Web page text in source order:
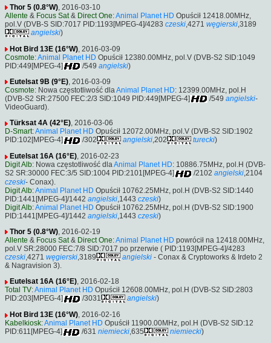
Thor 5 (0.8°W), 2016-03-10
Allente & Focus Sat& Direct One:Animal Planet HD Opuścił 12418.00MHz,
pol.V (DVB-S SID:7017 PID:1193[MPEG-4]/4283 czeski,4271 węgierski,3189
angielski)
Hot Bird 13E (16°W) , 2016-03-09
Cosmote:Animal Planet HD Opuścił 12380.00MHz, pol.V (DVB-S2 SID:1049
PID:449[MPEG-4]
/549 angielski)
Eutelsat 9B (9°E), 2016-03-09
Cosmote: Nowa częstotliwość dlaAnimal Planet HD: 12399.00MHz, pol.H
(DVB-S2 SR:27500 FEC:2/3 SID:1049 PID:449[MPEG-4]
/549 angielski-
VideoGuard).
Türksat 4A (42°E), 2016-03-06
D-Smart:Animal Planet HD Opuścił 12072.00MHz, pol.V (DVB-S2 SID:1902
PID:102[MPEG-4]
/302 angielski,202 turecki)
Eutelsat 16A (16°E), 2016-02-23
Digit Alb: Nowa częstotliwość dlaAnimal Planet HD: 10886.75MHz, pol.H (DVB-
S2 SR:30000 FEC:3/5 SID:1004 PID:2101[MPEG-4]
/2102 angielski,2104
czeski- Conax).
Digit Alb:Animal Planet HD Opuścił 10762.25MHz, pol.H (DVB-S2 SID:1440
PID:1441[MPEG-4]/1442 angielski ,1443 czeski)
Digit Alb:Animal Planet HD Opuścił 10762.25MHz, pol.H (DVB-S2 SID:1900
PID:1441[MPEG-4]/1442 angielski ,1443 czeski)
Thor 5 (0.8°W) , 2016-02-19
Allente & Focus Sat& Direct One:Animal Planet HD powrócił na 12418.00MHz,
pol.V SR:28000 FEC:7/8 SID:7017 po przerwie ( PID:1193[MPEG-4]/4283
czeski ,4271 węgierski ,3189 angielski - Conax & Cryptoworks & Irdeto 2
& Nagravision 3).
Eutelsat 16A (16°E), 2016-02-18
Total TV:Animal Planet HD Opuścił 12608.00MHz, pol.H (DVB-S2 SID:2803
PID:203[MPEG-4]
/3031 angielski)
Hot Bird 13E (16°W), 2016-02-16
Kabelkiosk:Animal Planet HD Opuścił 11900.00MHz, pol.H (DVB-S2 SID:12
PID:611[MPEG-4]
/631 niemiecki,635 niemiecki)